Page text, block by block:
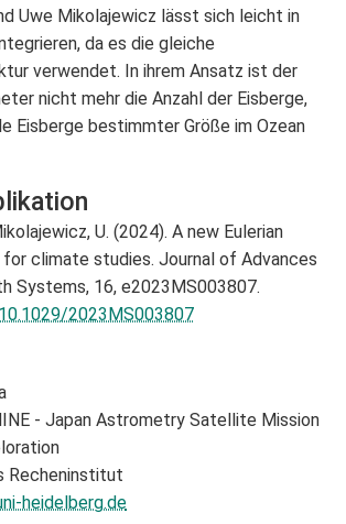
Uwe Mikolajewicz lässt sich leicht in
da es die gleiche
verwendet. In ihrem Ansatz ist der
nicht mehr die Anzahl der Eisberge,
Eisberge bestimmter Größe im Ozean
U. (2024). A new Eulerian
climate studies. Journal of Advances
Systems, 16, e2023MS003807.
2023MS003807
- Japan Astrometry Satellite Mission
Recheninstitut
heidelberg.de